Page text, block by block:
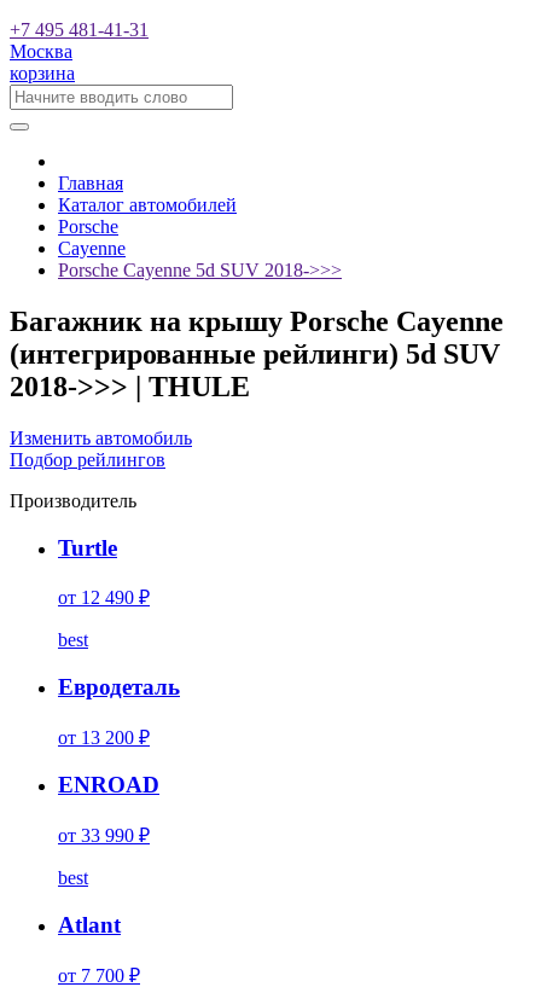
+7 495 481-41-31
Москва
корзина
Главная
Каталог автомобилей
Porsche
Cayenne
Porsche Cayenne 5d SUV 2018->>>
Багажник на крышу Porsche Cayenne
(интегрированные рейлинги) 5d SUV
2018->>> | THULE
Изменить автомобиль
Подбор рейлингов
Производитель
Turtle
от 12 490 ₽
best
Евродеталь
от 13 200 ₽
ENROAD
от 33 990 ₽
best
Atlant
от 7 700 ₽